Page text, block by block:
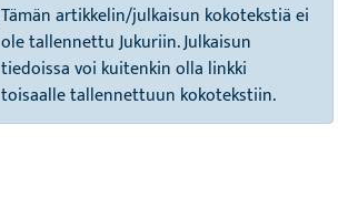
Tämän artikkelin/julkaisun kokotekstiä ei
ole tallennettu Jukuriin. Julkaisun
tiedoissa voi kuitenkin olla linkki
toisaalle tallennettuun kokotekstiin.